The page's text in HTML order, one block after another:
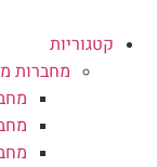
קטגוריות
מחברות